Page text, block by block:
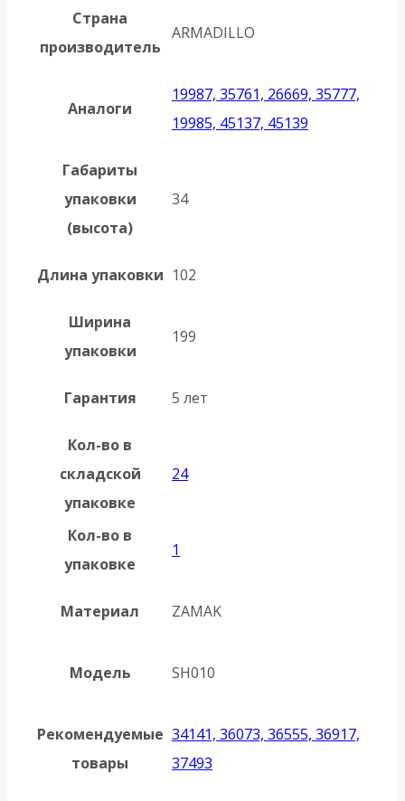
Страна
производитель
ARMADILLO
Аналоги
19987, 35761, 26669, 35777,
19985, 45137, 45139
Габариты
упаковки
(высота)
34
Длина упаковки 102
Ширина
упаковки
199
Гарантия 5 лет
Кол-во в
складской
упаковке
24
Кол-во в
упаковке
1
Материал ZAMAK
Модель SH010
Рекомендуемые
товары
34141, 36073, 36555, 36917,
37493